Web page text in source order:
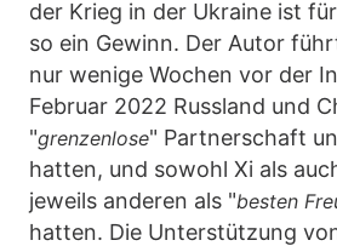
der Krieg in der Ukraine ist
so ein Gewinn. Der Autor
nur wenige Wochen vor der
Februar 2022 Russland und
"grenzenlose" Partnerschaft
hatten, und sowohl Xi als
jeweils anderen als "besten
hatten. Die Unterstützung